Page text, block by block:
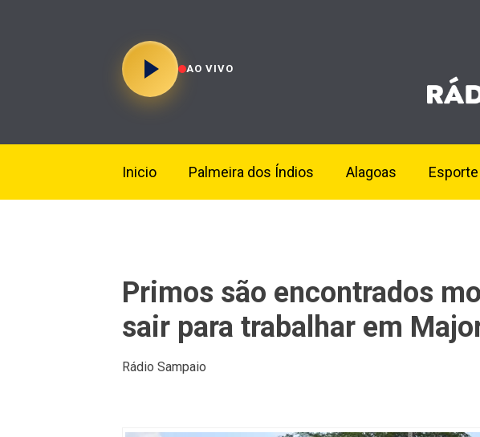
AO VIVO
Inicio Palmeira dos Índios Alagoas Esporte
Primos são encontrados
sair para trabalhar em
Rádio Sampaio